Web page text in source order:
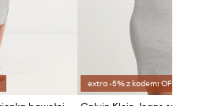
extra -5% z kodem: OFF*